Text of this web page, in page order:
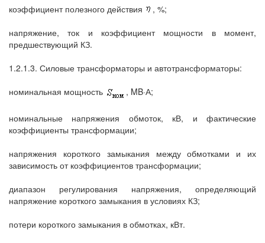
коэффициент полезного действия , %;
напряжение, ток и коэффициент мощности в момент,
предшествующий КЗ.
1.2.1.3. Силовые трансформаторы и автотрансформаторы:
номинальная мощность
, MB·А;
номинальные напряжения обмоток, кВ, и фактические
коэффициенты трансформации;
напряжения короткого замыкания между обмотками и их
зависимость от коэффициентов трансформации;
диапазон регулирования напряжения, определяющий
напряжение короткого замыкания в условиях КЗ;
потери короткого замыкания в обмотках, кВт.